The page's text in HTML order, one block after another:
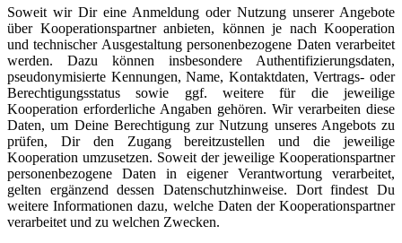
Soweit wir Dir eine Anmeldung oder Nutzung unserer Angebote
über Kooperationspartner anbieten, können je nach Kooperation
und technischer Ausgestaltung personenbezogene Daten verarbeitet
werden. Dazu können insbesondere Authentifizierungsdaten,
pseudonymisierte Kennungen, Name, Kontaktdaten, Vertrags- oder
Berechtigungsstatus sowie ggf. weitere für die jeweilige
Kooperation erforderliche Angaben gehören. Wir verarbeiten diese
Daten, um Deine Berechtigung zur Nutzung unseres Angebots zu
prüfen, Dir den Zugang bereitzustellen und die jeweilige
Kooperation umzusetzen. Soweit der jeweilige Kooperationspartner
personenbezogene Daten in eigener Verantwortung verarbeitet,
gelten ergänzend dessen Datenschutzhinweise. Dort findest Du
weitere Informationen dazu, welche Daten der Kooperationspartner
verarbeitet und zu welchen Zwecken.